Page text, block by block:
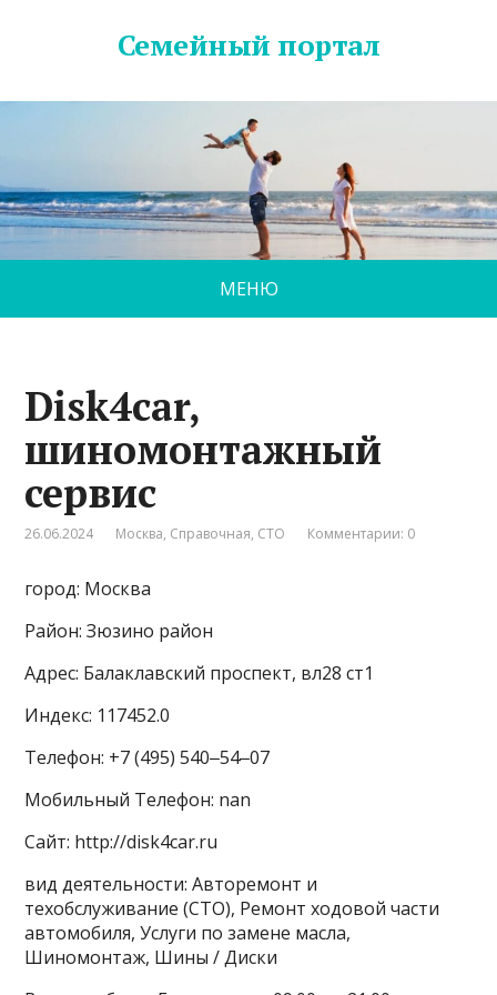
Семейный портал
МЕНЮ
Disk4car,
шиномонтажный
сервис
26.06.2024 Москва, Справочная, СТО Комментарии: 0
город: Москва
Район: Зюзино район
Адрес: Балаклавский проспект, вл28 ст1
Индекс: 117452.0
Телефон: +7 (495) 540‒54‒07
Мобильный Телефон: nan
Сайт: http://disk4car.ru
вид деятельности: Авторемонт и
техобслуживание (СТО), Ремонт ходовой части
автомобиля, Услуги по замене масла,
Шиномонтаж, Шины / Диски